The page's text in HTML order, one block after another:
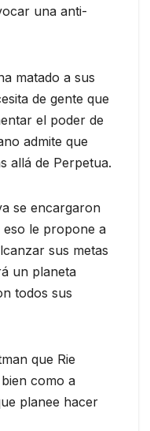
una anti-
matado a sus
de gente que
el poder de
admite que
allá de Perpetua.
se encargaron
eso le propone a
sus metas
un planeta
todos sus
que Rie
como a
planee hacer